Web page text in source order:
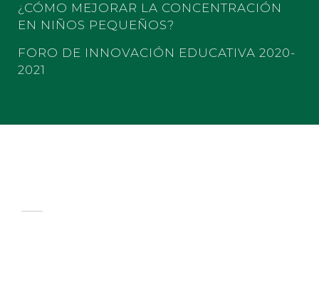
¿CÓMO MEJORAR LA CONCENTRACIÓN
EN NIÑOS PEQUEÑOS?
FORO DE INNOVACIÓN EDUCATIVA 2020-
2021